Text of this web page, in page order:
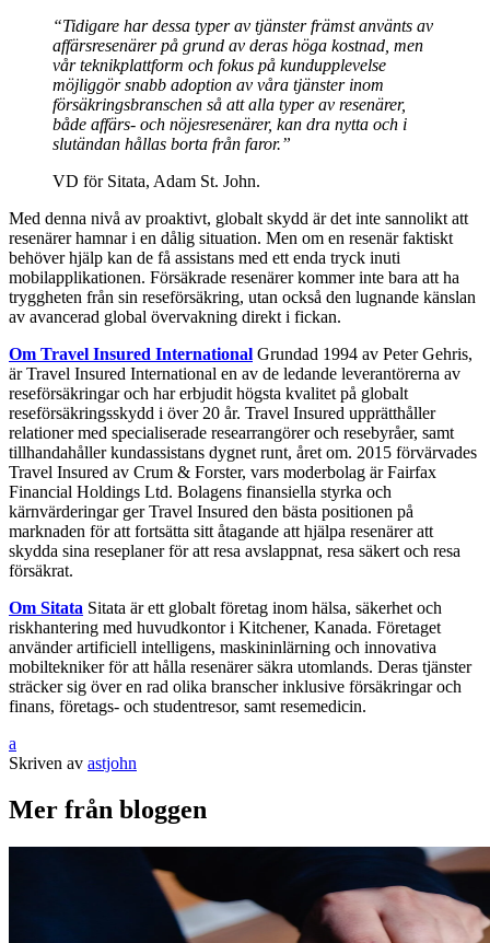
“Tidigare har dessa typer av tjänster främst använts av
affärsresenärer på grund av deras höga kostnad, men
vår teknikplattform och fokus på kundupplevelse
möjliggör snabb adoption av våra tjänster inom
försäkringsbranschen så att alla typer av resenärer,
både affärs- och nöjesresenärer, kan dra nytta och i
slutändan hållas borta från faror.”
VD för Sitata, Adam St. John.
Med denna nivå av proaktivt, globalt skydd är det inte sannolikt att
resenärer hamnar i en dålig situation. Men om en resenär faktiskt
behöver hjälp kan de få assistans med ett enda tryck inuti
mobilapplikationen. Försäkrade resenärer kommer inte bara att ha
tryggheten från sin reseförsäkring, utan också den lugnande känslan
av avancerad global övervakning direkt i fickan.
Om Travel Insured International Grundad 1994 av Peter Gehris,
är Travel Insured International en av de ledande leverantörerna av
reseförsäkringar och har erbjudit högsta kvalitet på globalt
reseförsäkringsskydd i över 20 år. Travel Insured upprätthåller
relationer med specialiserade researrangörer och resebyråer, samt
tillhandahåller kundassistans dygnet runt, året om. 2015 förvärvades
Travel Insured av Crum & Forster, vars moderbolag är Fairfax
Financial Holdings Ltd. Bolagens finansiella styrka och
kärnvärderingar ger Travel Insured den bästa positionen på
marknaden för att fortsätta sitt åtagande att hjälpa resenärer att
skydda sina reseplaner för att resa avslappnat, resa säkert och resa
försäkrat.
Om Sitata Sitata är ett globalt företag inom hälsa, säkerhet och
riskhantering med huvudkontor i Kitchener, Kanada. Företaget
använder artificiell intelligens, maskininlärning och innovativa
mobiltekniker för att hålla resenärer säkra utomlands. Deras tjänster
sträcker sig över en rad olika branscher inklusive försäkringar och
finans, företags- och studentresor, samt resemedicin.
a
Skriven av astjohn
Mer från bloggen